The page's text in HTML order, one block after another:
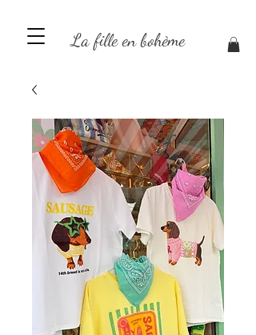
La fille en bohème